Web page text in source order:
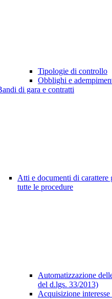
Tipologie di controllo
Obblighi e
di gara e contratti
Atti e documenti di carattere
tutte le procedure
Automatizzazione
del d.lgs. 33/2013)
Acquisizione